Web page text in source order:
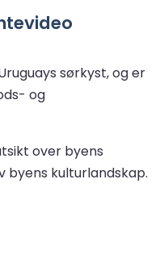
sørkyst, og er
og
over byens
byens kulturlandskap.